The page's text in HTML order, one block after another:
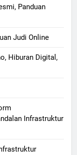
Panduan
Judi Online
Hiburan Digital,
Infrastruktur